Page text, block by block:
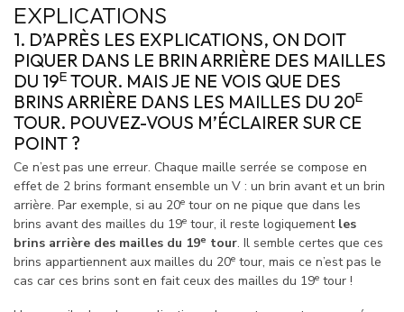
EXPLICATIONS
1. D’APRÈS LES EXPLICATIONS, ON DOIT
PIQUER DANS LE BRIN ARRIÈRE DES MAILLES
DU 19E TOUR. MAIS JE NE VOIS QUE DES
BRINS ARRIÈRE DANS LES MAILLES DU 20E
TOUR. POUVEZ-VOUS M’ÉCLAIRER SUR CE
POINT ?
Ce n’est pas une erreur. Chaque maille serrée se compose en
effet de 2 brins formant ensemble un V : un brin avant et un brin
arrière. Par exemple, si au 20e tour on ne pique que dans les
brins avant des mailles du 19e tour, il reste logiquement les
brins arrière des mailles du 19e tour. Il semble certes que ces
brins appartiennent aux mailles du 20e tour, mais ce n’est pas le
cas car ces brins sont en fait ceux des mailles du 19e tour !